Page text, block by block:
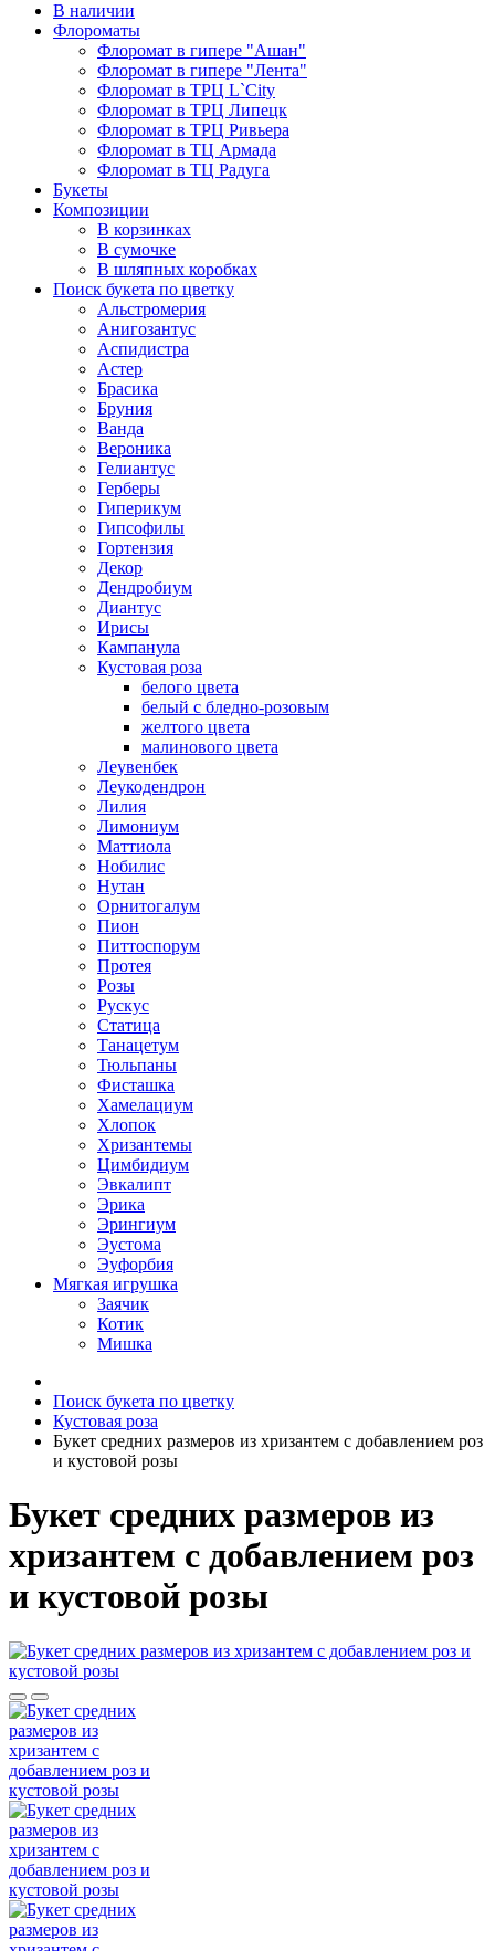
В наличии
Флороматы
Флоромат в гипере "Ашан"
Флоромат в гипере "Лента"
Флоромат в ТРЦ L`City
Флоромат в ТРЦ Липецк
Флоромат в ТРЦ Ривьера
Флоромат в ТЦ Армада
Флоромат в ТЦ Радуга
Букеты
Композиции
В корзинках
В сумочке
В шляпных коробках
Поиск букета по цветку
Альстромерия
Анигозантус
Аспидистра
Астер
Брасика
Бруния
Ванда
Вероника
Гелиантус
Герберы
Гиперикум
Гипсофилы
Гортензия
Декор
Дендробиум
Диантус
Ирисы
Кампанула
Кустовая роза
белого цвета
белый с бледно-розовым
желтого цвета
малинового цвета
Леувенбек
Леукодендрон
Лилия
Лимониум
Маттиола
Нобилис
Нутан
Орнитогалум
Пион
Питтоспорум
Протея
Розы
Рускус
Статица
Танацетум
Тюльпаны
Фисташка
Хамелациум
Хлопок
Хризантемы
Цимбидиум
Эвкалипт
Эрика
Эрингиум
Эустома
Эуфорбия
Мягкая игрушка
Заячик
Котик
Мишка
Поиск букета по цветку
Кустовая роза
Букет средних размеров из хризантем c добавлением роз
и кустовой розы
Букет средних размеров из
хризантем c добавлением роз
и кустовой розы